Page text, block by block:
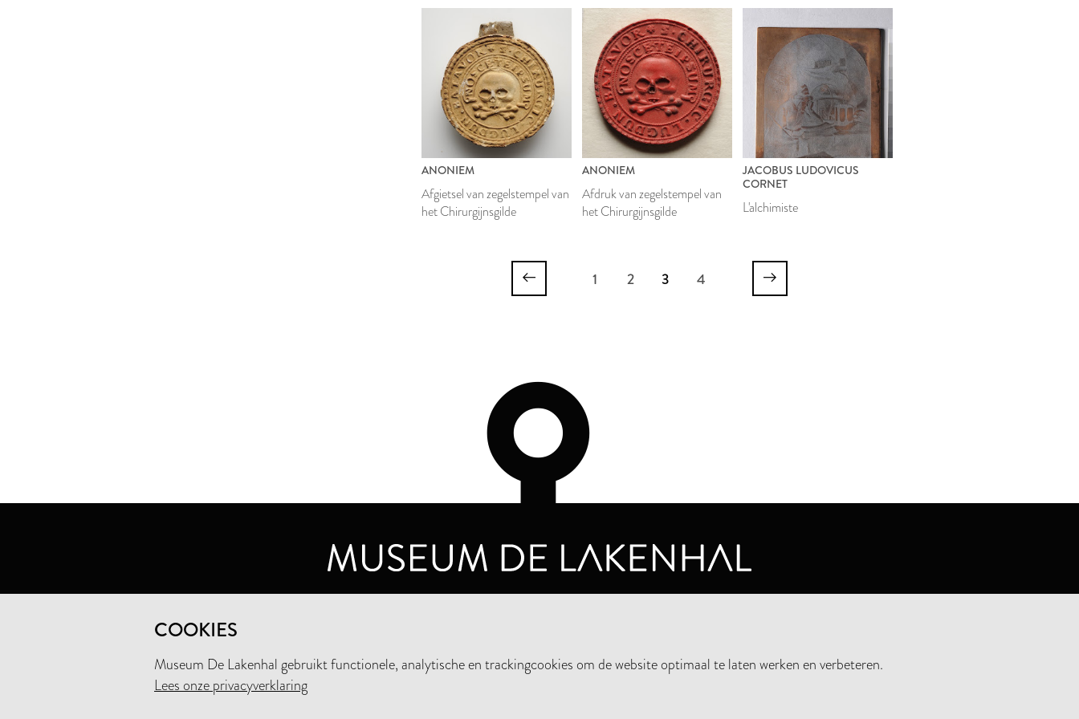
ANONIEM
Afgietsel van zegelstempel van
het Chirurgijnsgilde
ANONIEM
Afdruk van zegelstempel van
het Chirurgijnsgilde
JACOBUS LUDOVICUS
CORNET
L'alchimiste
1 2 3 4
COOKIES
Museum De Lakenhal gebruikt functionele, analytische en trackingcookies om de website optimaal te laten werken en verbeteren.
Lees onze privacyverklaring
MUSEUM DE LAKENHAL
OUDE SINGEL 32
+31 (0)71 5165360